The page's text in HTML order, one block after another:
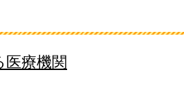
療機関